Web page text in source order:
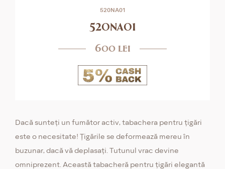
520NA01
520na01
600 lei
Dacă sunteți un fumător activ, tabachera pentru țigări
este o necesitate! Țigările se deformează mereu în
buzunar, dacă vă deplasați. Tutunul vrac devine
omniprezent. Această tabacheră pentru țigări elegantă